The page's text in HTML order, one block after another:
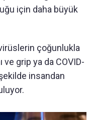
için daha büyük
çoğunlukla
ve grip ya da COVID-
insandan